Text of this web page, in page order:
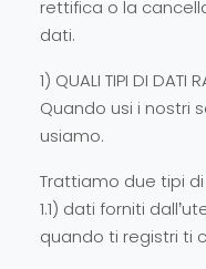
rettifica o la
dati.
1) QUALI TIPI DI DATI
Quando usi i nostri
usiamo.
Trattiamo due tipi
1.1) dati forniti
quando ti registri ti